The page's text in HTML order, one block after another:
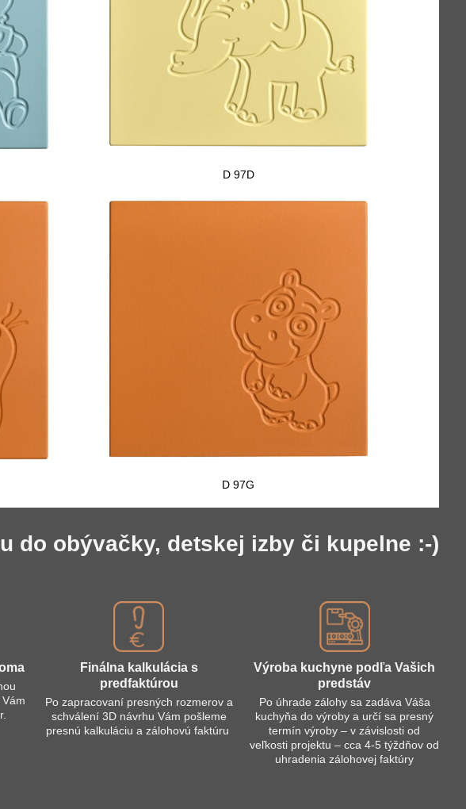
D 97D
D 97G
do obývačky, detskej izby či kupelne :-)
Finálna kalkulácia s
predfaktúrou
Po zapracovaní presných rozmerov a
schválení 3D návrhu Vám pošleme
presnú kalkuláciu a zálohovú faktúru
Výroba kuchyne podľa Vašich
predstáv
Po úhrade zálohy sa zadáva Váša
kuchyňa do výroby a určí sa presný
termín výroby – v závislosti od
veľkosti projektu – cca 4-5 týždňov od
uhradenia zálohovej faktúry